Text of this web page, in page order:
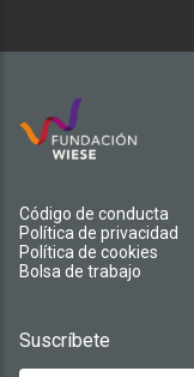
Código de conducta
Política de privacidad
Política de cookies
Bolsa de trabajo
Suscríbete